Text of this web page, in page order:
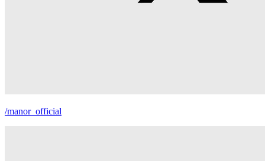
/manor_official